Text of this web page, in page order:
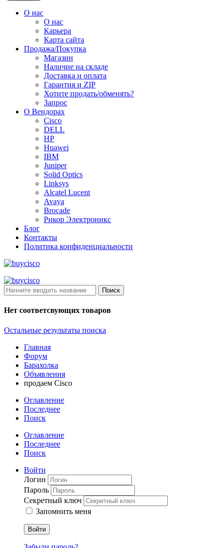
О нас
О нас
Карьера
Карта сайта
Продажа/Покупка
Магазин
Наличие на складе
Доставка и оплата
Гарантия и ZIP
Хотите продать/обменять?
Запрос
О Вендорах
Cisco
DELL
HP
Huawei
IBM
Juniper
Solid Optics
Linksys
Alcatel Lucent
Avaya
Brocade
Рикор Электроникс
Блог
Контакты
Политика конфиденциальности
Поиск
Нет соответсвующих товаров
Остальные результаты поиска
Главная
Форум
Барахолка
Объявления
продаем Cisco
Оглавление
Последнее
Поиск
Оглавление
Последнее
Поиск
Войти
Логин
Пароль
Секретный ключ
Запомнить меня
Войти